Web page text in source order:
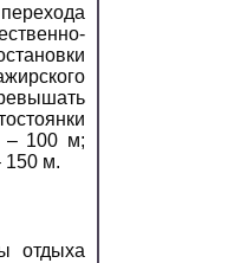
– 100 м;
150 м.
отдыха